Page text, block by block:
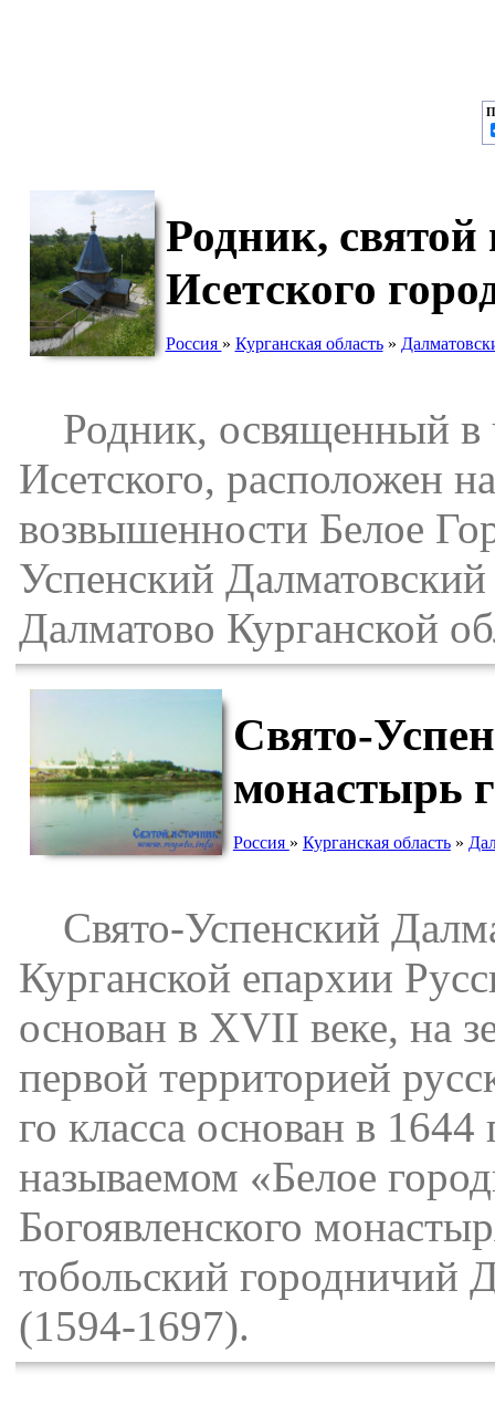
Родник,
Исетского
Россия » Курганская область»
Родник, освященный в
Исетского, расположен
возвышенности Белое
Успенский
Далматово Курганской
Свято-
монастырь
Россия » Курганская область»
Свято-Успенский
Курганской епархии
основан в XVII веке, на
первой территорией
го класса основан в
называемом «Белое
Богоявленского
тобольский
(1594-1697).